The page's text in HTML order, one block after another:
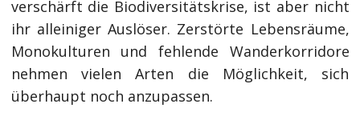
verschärft die Biodiversitätskrise, ist aber nicht
ihr alleiniger Auslöser. Zerstörte Lebensräume,
Monokulturen und fehlende Wanderkorridore
nehmen vielen Arten die Möglichkeit, sich
überhaupt noch anzupassen.